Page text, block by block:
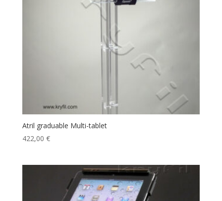
Atril graduable Multi-tablet
422,00 €